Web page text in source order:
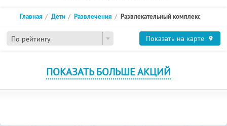
По рейтингу
Главная Дети Развлечения Развлекательный комплекс
Показать на карте
ПОКАЗАТЬ БОЛЬШЕ АКЦИЙ